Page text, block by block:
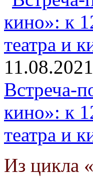
Встреча-
кино»: к
театра и
Из цикла